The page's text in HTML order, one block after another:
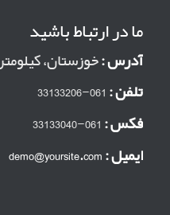
ما در ارتباط باشید
آدرس :خوزستان، کیلومتر 75 جاده اهواز به خرمشهر
تلفن :
فکس :
ایمیل :demo@yoursite.com